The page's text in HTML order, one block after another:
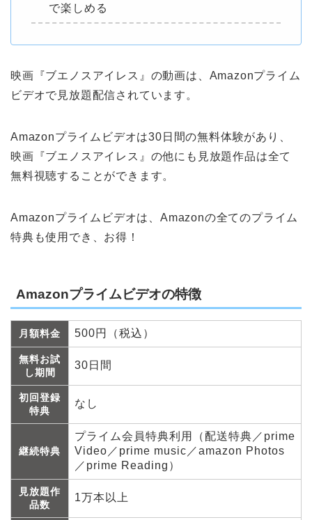
で楽しめる
映画『ブエノスアイレス』の動画は、Amazonプライム
ビデオで見放題配信されています。
Amazonプライムビデオは30日間の無料体験があり、
映画『ブエノスアイレス』の他にも見放題作品は全て
無料視聴することができます。
Amazonプライムビデオは、Amazonの全てのプライム
特典も使用でき、お得！
Amazonプライムビデオの特徴
月額料金 500円（税込）
無料お試
し期間
30日間
初回登録
特典
なし
継続特典
プライム会員特典利用（配送特典／prime
Video／prime music／amazon Photos
／prime Reading）
見放題作
品数
1万本以上